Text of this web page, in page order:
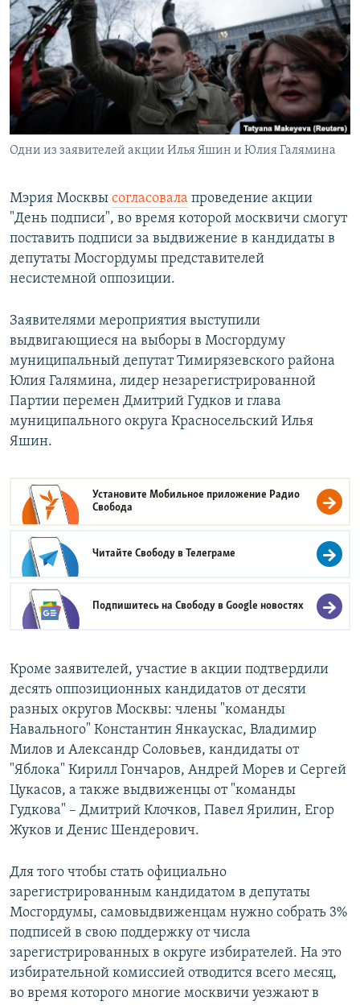
РАСПИСАНИЕ ВЕЩАНИЯ
ПОДПИШИТЕСЬ НА РАССЫЛКУ
СОЦИАЛЬНЫЕ СЕТИ
Все сайты РСЕ/РС
Одни из заявителей акции Илья Яшин и Юлия Галямина
Мэрия Москвы согласовала проведение акции
"День подписи", во время которой москвичи смогут
поставить подписи за выдвижение в кандидаты в
депутаты Мосгордумы представителей
несистемной оппозиции.
Заявителями мероприятия выступили
выдвигающиеся на выборы в Мосгордуму
муниципальный депутат Тимирязевского района
Юлия Галямина, лидер незарегистрированной
Партии перемен Дмитрий Гудков и глава
муниципального округа Красносельский Илья
Яшин.
Установите Мобильное приложение Радио
Свобода
Читайте Свободу вТелеграме
Подпишитесь на Свободу вGoogle новостях
Кроме заявителей, участие в акции подтвердили
десять оппозиционных кандидатов от десяти
разных округов Москвы: члены "команды
Навального" Константин Янкаускас, Владимир
Милов и Александр Соловьев, кандидаты от
"Яблока" Кирилл Гончаров, Андрей Морев и Сергей
Цукасов, а также выдвиженцы от "команды
Гудкова" – Дмитрий Клочков, Павел Ярилин, Егор
Жуков и Денис Шендерович.
Для того чтобы стать официально
зарегистрированным кандидатом в депутаты
Мосгордумы, самовыдвиженцам нужно собрать 3%
подписей в свою поддержку от числа
зарегистрированных в округе избирателей. На это
избирательной комиссией отводится всего месяц,
во время которого многие москвичи уезжают в